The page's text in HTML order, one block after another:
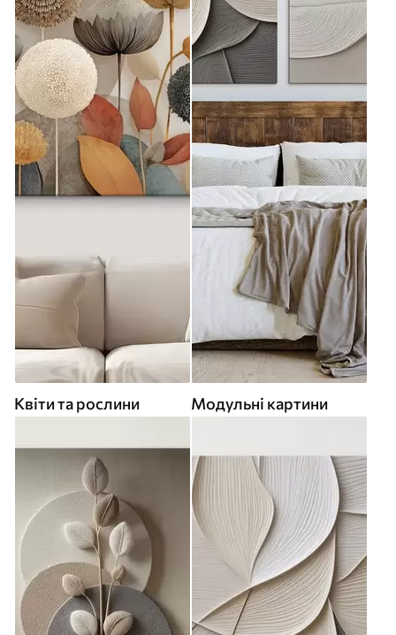
Квіти та рослини Модульні картини